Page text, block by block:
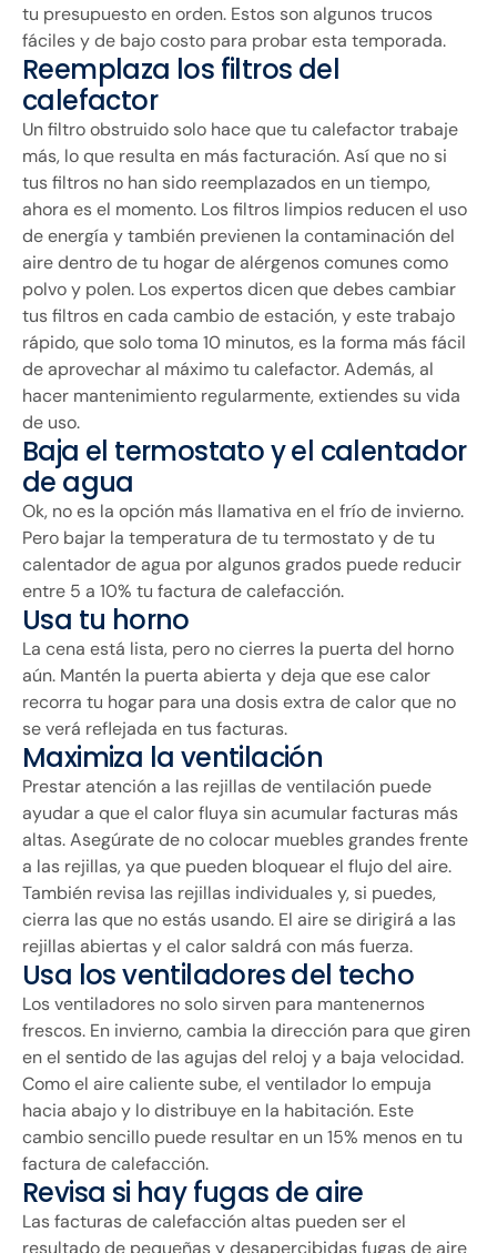
tu presupuesto en orden. Estos son algunos trucos
fáciles y de bajo costo para probar esta temporada.
Reemplaza los filtros del
calefactor
Un filtro obstruido solo hace que tu calefactor trabaje
más, lo que resulta en más facturación. Así que no si
tus filtros no han sido reemplazados en un tiempo,
ahora es el momento. Los filtros limpios reducen el uso
de energía y también previenen la contaminación del
aire dentro de tu hogar de alérgenos comunes como
polvo y polen. Los expertos dicen que debes cambiar
tus filtros en cada cambio de estación, y este trabajo
rápido, que solo toma 10 minutos, es la forma más fácil
de aprovechar al máximo tu calefactor. Además, al
hacer mantenimiento regularmente, extiendes su vida
de uso.
Baja el termostato y el calentador
de agua
Ok, no es la opción más llamativa en el frío de invierno.
Pero bajar la temperatura de tu termostato y de tu
calentador de agua por algunos grados puede reducir
entre 5 a 10% tu factura de calefacción.
Usa tu horno
La cena está lista, pero no cierres la puerta del horno
aún. Mantén la puerta abierta y deja que ese calor
recorra tu hogar para una dosis extra de calor que no
se verá reflejada en tus facturas.
Maximiza la ventilación
Prestar atención a las rejillas de ventilación puede
ayudar a que el calor fluya sin acumular facturas más
altas. Asegúrate de no colocar muebles grandes frente
a las rejillas, ya que pueden bloquear el flujo del aire.
También revisa las rejillas individuales y, si puedes,
cierra las que no estás usando. El aire se dirigirá a las
rejillas abiertas y el calor saldrá con más fuerza.
Usa los ventiladores del techo
Los ventiladores no solo sirven para mantenernos
frescos. En invierno, cambia la dirección para que giren
en el sentido de las agujas del reloj y a baja velocidad.
Como el aire caliente sube, el ventilador lo empuja
hacia abajo y lo distribuye en la habitación. Este
cambio sencillo puede resultar en un 15% menos en tu
factura de calefacción.
Revisa si hay fugas de aire
Las facturas de calefacción altas pueden ser el
resultado de pequeñas y desapercibidas fugas de aire